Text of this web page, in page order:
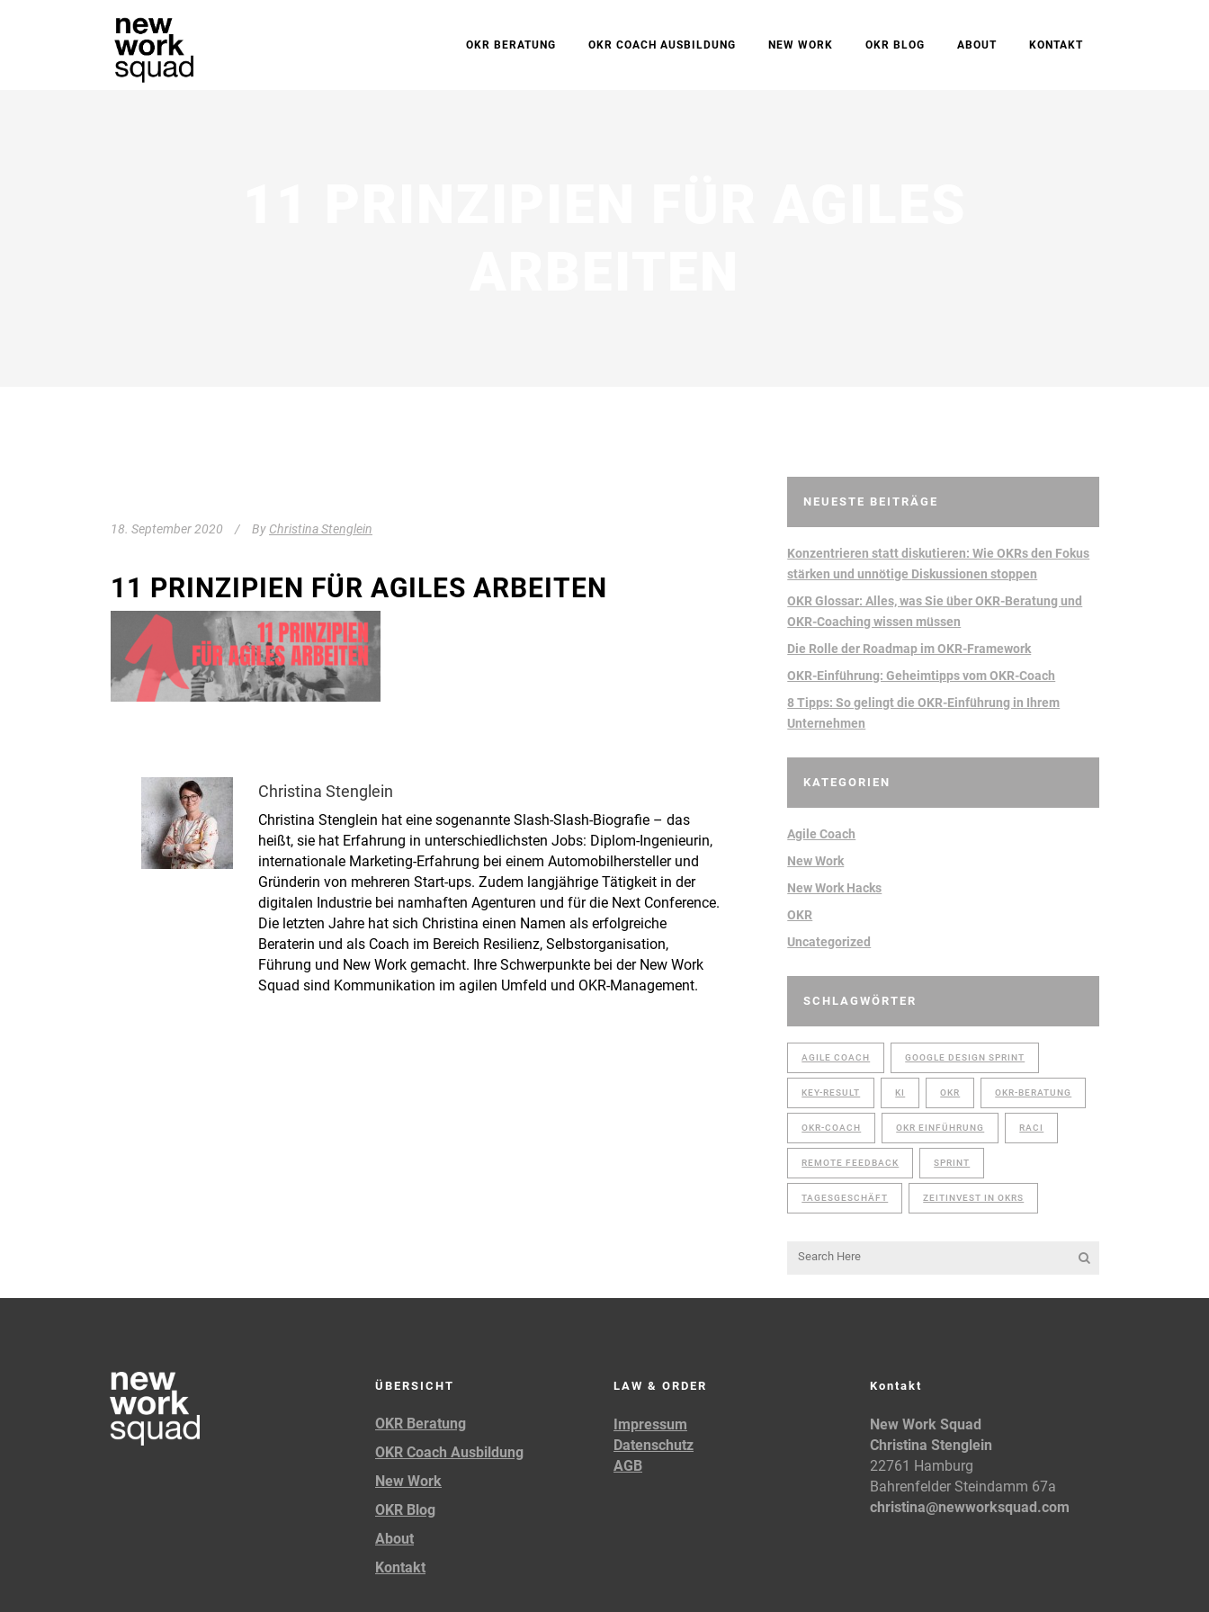
OKR BERATUNG OKR COACH AUSBILDUNG NEW WORK OKR BLOG ABOUT KONTAKT
18. September 2020 By Christina Stenglein
11 PRINZIPIEN FÜR AGILES ARBEITEN
Christina Stenglein
Christina Stenglein hat eine sogenannte Slash-Slash-Biografie – das
heißt, sie hat Erfahrung in unterschiedlichsten Jobs: Diplom-Ingenieurin,
internationale Marketing-Erfahrung bei einem Automobilhersteller und
Gründerin von mehreren Start-ups. Zudem langjährige Tätigkeit in der
digitalen Industrie bei namhaften Agenturen und für die Next Conference.
Die letzten Jahre hat sich Christina einen Namen als erfolgreiche
Beraterin und als Coach im Bereich Resilienz, Selbstorganisation,
Führung und New Work gemacht. Ihre Schwerpunkte bei der New Work
Squad sind Kommunikation im agilen Umfeld und OKR-Management.
NEUESTE BEITRÄGE
Konzentrieren statt diskutieren: Wie OKRs den Fokus
stärken und unnötige Diskussionen stoppen
OKR Glossar: Alles, was Sie über OKR-Beratung und
OKR-Coaching wissen müssen
Die Rolle der Roadmap im OKR-Framework
OKR-Einführung: Geheimtipps vom OKR-Coach
8 Tipps: So gelingt die OKR-Einführung in Ihrem
Unternehmen
KATEGORIEN
Agile Coach
New Work
New Work Hacks
OKR
Uncategorized
SCHLAGWÖRTER
AGILE COACH GOOGLE DESIGN SPRINT
KEY-RESULT KI OKR OKR-BERATUNG
OKR-COACH OKR EINFÜHRUNG RACI
REMOTE FEEDBACK SPRINT
TAGESGESCHÄFT ZEITINVEST IN OKRS
ÜBERSICHT
OKR Beratung
OKR Coach Ausbildung
New Work
OKR Blog
About
Kontakt
LAW & ORDER
Impressum
Datenschutz
AGB
Kontakt
New Work Squad
Christina Stenglein
22761 Hamburg
Bahrenfelder Steindamm 67a
christina@newworksquad.com